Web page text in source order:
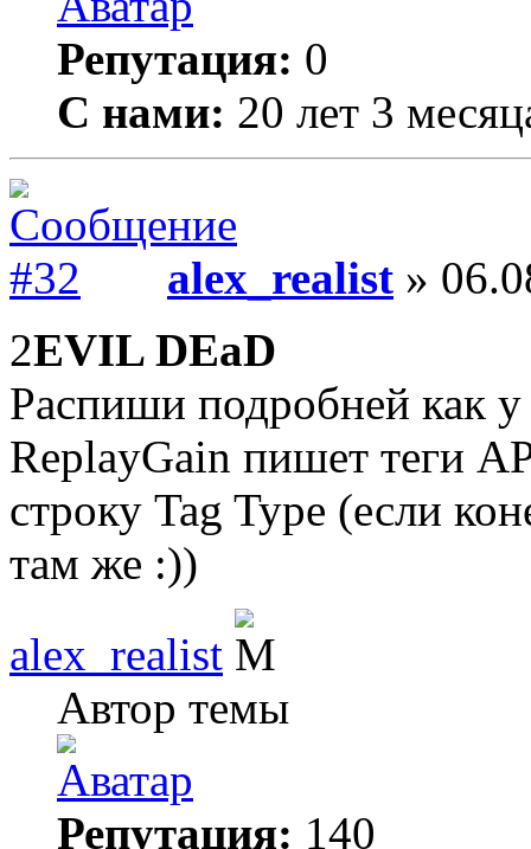
Репутация: 0
С нами: 20 лет 3
alex_realist »
2EVIL DEaD
Распиши подробней как
ReplayGain пишет теги
строку Tag Type (если
там же :))
alex_realist
Автор темы
Репутация: 140